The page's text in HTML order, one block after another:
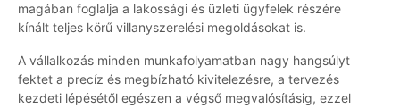
magában foglalja a lakossági és üzleti ügyfelek részére
kínált teljes körű villanyszerelési megoldásokat is.
A vállalkozás minden munkafolyamatban nagy hangsúlyt
fektet a precíz és megbízható kivitelezésre, a tervezés
kezdeti lépésétől egészen a végső megvalósításig, ezzel